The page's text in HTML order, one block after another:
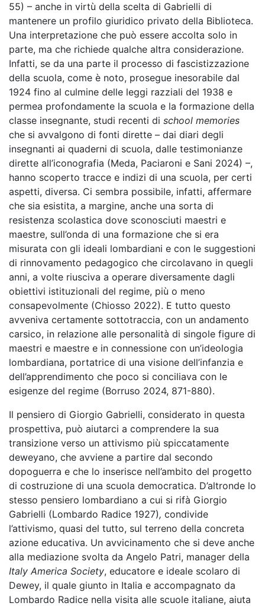
55) – anche in virtù della scelta di Gabrielli di
mantenere un profilo giuridico privato della Biblioteca.
Una interpretazione che può essere accolta solo in
parte, ma che richiede qualche altra considerazione.
Infatti, se da una parte il processo di fascistizzazione
della scuola, come è noto, prosegue inesorabile dal
1924 fino al culmine delle leggi razziali del 1938 e
permea profondamente la scuola e la formazione della
classe insegnante, studi recenti di school memories
che si avvalgono di fonti dirette – dai diari degli
insegnanti ai quaderni di scuola, dalle testimonianze
dirette all’iconografia (Meda, Paciaroni e Sani 2024) –,
hanno scoperto tracce e indizi di una scuola, per certi
aspetti, diversa. Ci sembra possibile, infatti, affermare
che sia esistita, a margine, anche una sorta di
resistenza scolastica dove sconosciuti maestri e
maestre, sull’onda di una formazione che si era
misurata con gli ideali lombardiani e con le suggestioni
di rinnovamento pedagogico che circolavano in quegli
anni, a volte riusciva a operare diversamente dagli
obiettivi istituzionali del regime, più o meno
consapevolmente (Chiosso 2022). E tutto questo
avveniva certamente sottotraccia, con un andamento
carsico, in relazione alle personalità di singole figure di
maestri e maestre e in connessione con un’ideologia
lombardiana, portatrice di una visione dell’infanzia e
dell’apprendimento che poco si conciliava con le
esigenze del regime (Borruso 2024, 871-880).
Il pensiero di Giorgio Gabrielli, considerato in questa
prospettiva, può aiutarci a comprendere la sua
transizione verso un attivismo più spiccatamente
deweyano, che avviene a partire dal secondo
dopoguerra e che lo inserisce nell’ambito del progetto
di costruzione di una scuola democratica. D’altronde lo
stesso pensiero lombardiano a cui si rifà Giorgio
Gabrielli (Lombardo Radice 1927), condivide
l’attivismo, quasi del tutto, sul terreno della concreta
azione educativa. Un avvicinamento che si deve anche
alla mediazione svolta da Angelo Patri, manager della
Italy America Society, educatore e ideale scolaro di
Dewey, il quale giunto in Italia e accompagnato da
Lombardo Radice nella visita alle scuole italiane, aiuta